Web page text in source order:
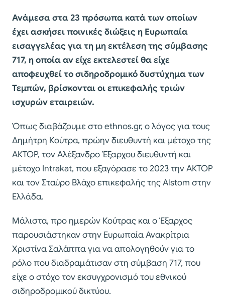
Ανάμεσα στα 23 πρόσωπα κατά των οποίων
έχει ασκήσει ποινικές διώξεις η Ευρωπαία
εισαγγελέας για τη μη εκτέλεση της σύμβασης
717, η οποία αν είχε εκτελεστεί θα είχε
αποφευχθεί το σιδηροδρομικό δυστύχημα των
Τεμπών, βρίσκονται οι επικεφαλής τριών
ισχυρών εταιρειών.
Όπως διαβάζουμε στο ethnos.gr, o λόγος για τους
Δημήτρη Κούτρα, πρώην διευθυντή και μέτοχο της
ΑΚΤΟΡ, τον Αλέξανδρο Έξαρχου διευθυντή και
μέτοχο Intrakat, που εξαγόρασε το 2023 την ΑΚΤΟΡ
και τον Σταύρο Βλάχο επικεφαλής της Alstom στην
Ελλάδα.
Μάλιστα, προ ημερών Κούτρας και ο Έξαρχος
παρουσιάστηκαν στην Ευρωπαία Ανακρίτρια
Χριστίνα Σαλάππα για να απολογηθούν για το
ρόλο που διαδραμάτισαν στη σύμβαση 717, που
είχε ο στόχο τον εκσυγχρονισμό του εθνικού
σιδηροδρομικού δικτύου.